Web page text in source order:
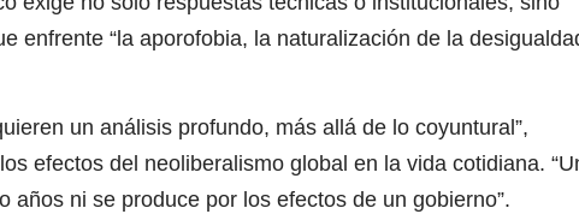
enfrente “la aporofobia, la naturalización de la
un análisis profundo, más allá de lo coyuntural”,
efectos del neoliberalismo global en la vida cotidiana.
años ni se produce por los efectos de un gobierno”.